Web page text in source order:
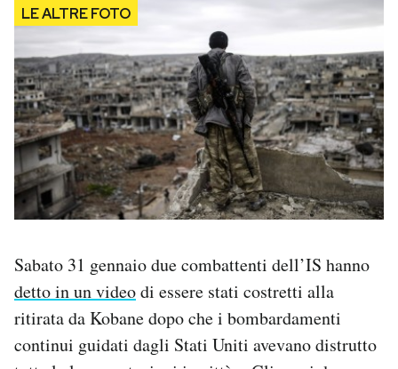
Sabato 31 gennaio due combattenti dell’IS hanno
detto in un videodi essere stati costretti alla
ritirata da Kobane dopo che i bombardamenti
continui guidati dagli Stati Uniti avevano distrutto